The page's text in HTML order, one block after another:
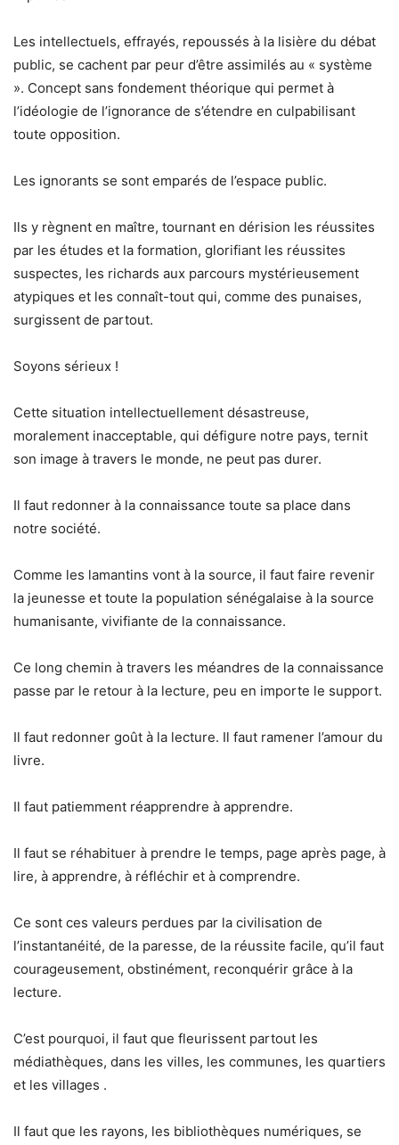
Les intellectuels, effrayés, repoussés à la lisière du débat
public, se cachent par peur d’être assimilés au « système
». Concept sans fondement théorique qui permet à
l’idéologie de l’ignorance de s’étendre en culpabilisant
toute opposition.
Les ignorants se sont emparés de l’espace public.
Ils y règnent en maître, tournant en dérision les réussites
par les études et la formation, glorifiant les réussites
suspectes, les richards aux parcours mystérieusement
atypiques et les connaît-tout qui, comme des punaises,
surgissent de partout.
Soyons sérieux !
Cette situation intellectuellement désastreuse,
moralement inacceptable, qui défigure notre pays, ternit
son image à travers le monde, ne peut pas durer.
Il faut redonner à la connaissance toute sa place dans
notre société.
Comme les lamantins vont à la source, il faut faire revenir
la jeunesse et toute la population sénégalaise à la source
humanisante, vivifiante de la connaissance.
Ce long chemin à travers les méandres de la connaissance
passe par le retour à la lecture, peu en importe le support.
Il faut redonner goût à la lecture. Il faut ramener l’amour du
livre.
Il faut patiemment réapprendre à apprendre.
Il faut se réhabituer à prendre le temps, page après page, à
lire, à apprendre, à réfléchir et à comprendre.
Ce sont ces valeurs perdues par la civilisation de
l’instantanéité, de la paresse, de la réussite facile, qu’il faut
courageusement, obstinément, reconquérir grâce à la
lecture.
C’est pourquoi, il faut que fleurissent partout les
médiathèques, dans les villes, les communes, les quartiers
et les villages .
Il faut que les rayons, les bibliothèques numériques, se